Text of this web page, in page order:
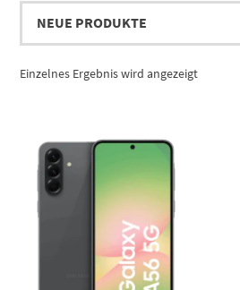
Einzelnes Ergebnis wird angezeigt